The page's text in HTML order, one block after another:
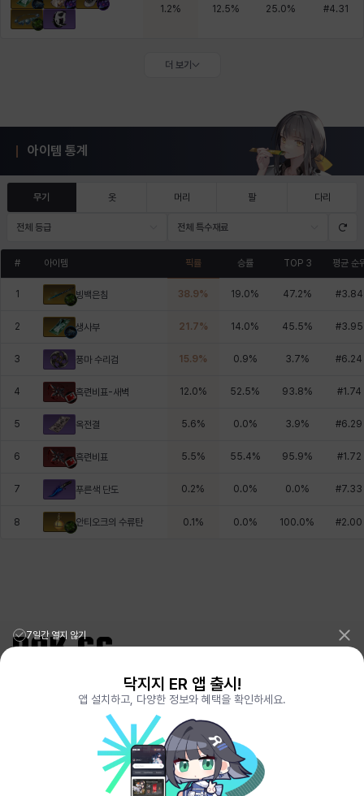
1.2% 12.5% 25.0% #4.31
더 보기
아이템 통계
무기 옷 머리 팔 다리
전체 등급 전체 특수재료
# 아이템 픽률 승률 TOP 3 평균 순
1 빙백은침 38.9% 19.0% 47.2% #3.84
2 생사부 21.7% 14.0% 45.5% #3.95
3 풍마 수리검 15.9% 0.9% 3.7% #6.24
4 흑련비표-새벽 12.0% 52.5% 93.8% #1.74
5 옥전결 5.6% 0.0% 3.9% #6.29
6 흑련비표 5.5% 55.4% 95.9% #1.72
7 푸른색 단도 0.2% 0.0% 0.0% #7.33
8 안티오크의 수류탄 0.1 % 0.0% 100.0% #2.00
리그오브레전드 전적검색 포로지지PORO.GG
전략적팀전투 TFT 전적검색 롤체지지 LOLCHESS.GG
메이플스토리 종합통계MAPLE.GG
VALORANT.DAK.GG
배틀그라운드 전적검색PUBG.DAK.GG
이터널 리턴 전적검색ER.DAK.GG
GENSHIN.DAK.GG
7일간 열지 않기
닥지지 ER 앱 출시!
앱 설치하고, 다양한 정보와 혜택을 확인하세요.